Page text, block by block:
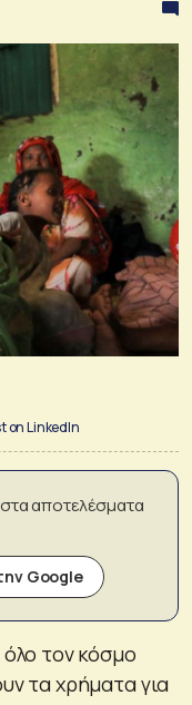
on LinkedIn
αποτελέσματα
Google
τον κόσμο
τα χρήματα για